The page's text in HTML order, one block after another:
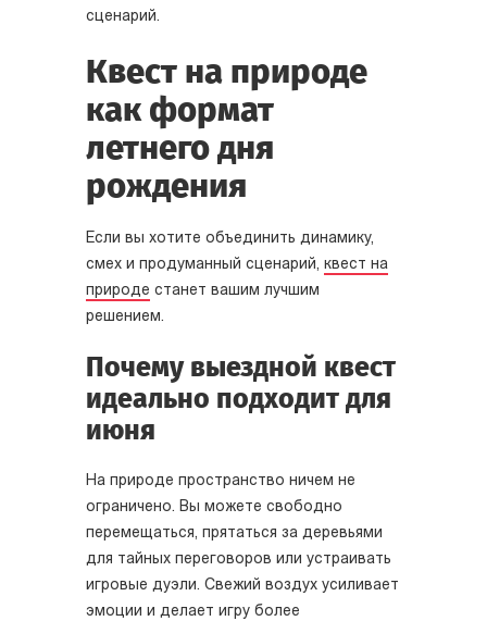
сценарий.
Квест на природе
как формат
летнего дня
рождения
Если вы хотите объединить динамику,
смех и продуманный сценарий, квест на
природе станет вашим лучшим
решением.
Почему выездной квест
идеально подходит для
июня
На природе пространство ничем не
ограничено. Вы можете свободно
перемещаться, прятаться за деревьями
для тайных переговоров или устраивать
игровые дуэли. Свежий воздух усиливает
эмоции и делает игру более